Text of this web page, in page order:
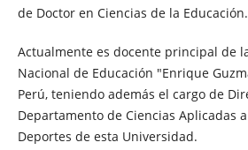
de Doctor en Ciencias de la Educación.
Actualmente es docente principal de
Nacional de Educación "Enrique
Perú, teniendo además el cargo de
Departamento de Ciencias Aplicadas
Deportes de esta Universidad.